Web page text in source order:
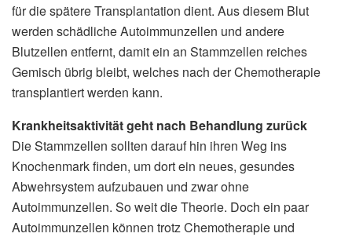
für die spätere Transplantation dient. Aus diesem Blut
werden schädliche Autoimmunzellen und andere
Blutzellen entfernt, damit ein an Stammzellen reiches
Gemisch übrig bleibt, welches nach der Chemotherapie
transplantiert werden kann.
Krankheitsaktivität geht nach Behandlung zurück
Die Stammzellen sollten darauf hin ihren Weg ins
Knochenmark finden, um dort ein neues, gesundes
Abwehrsystem aufzubauen und zwar ohne
Autoimmunzellen. So weit die Theorie. Doch ein paar
Autoimmunzellen können trotz Chemotherapie und